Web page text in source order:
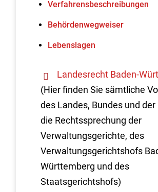
Verfahrens­beschreibungen
Behördenwegweiser
Lebenslagen
Landesrecht Baden-
(Hier finden Sie sämtliche
des Landes, Bundes und der
die Rechtssprechung der
Verwaltungsgerichte, des
Verwaltungsgerichtshofs
Württemberg und des
Staatsgerichtshofs)